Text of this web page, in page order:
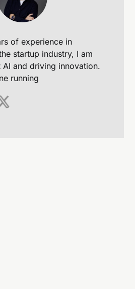
of experience in
startup industry, I am
AI and driving innovation.
running